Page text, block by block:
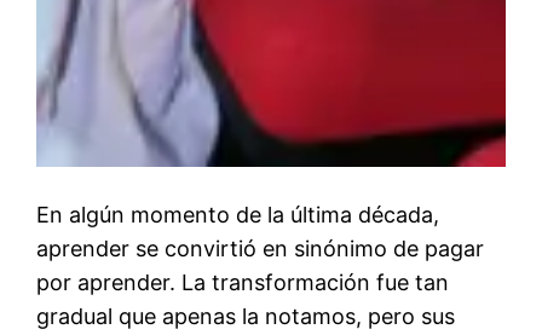
En algún momento de la última década,
aprender se convirtió en sinónimo de pagar
por aprender. La transformación fue tan
gradual que apenas la notamos, pero sus